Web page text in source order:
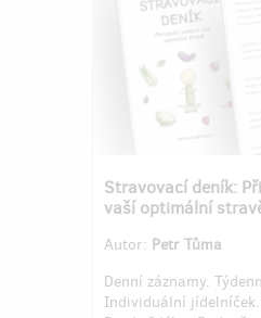
Stravovací deník:
vaší optimální
Autor: Petr Tůma
Denní záznamy.
Individuální jídelníček.